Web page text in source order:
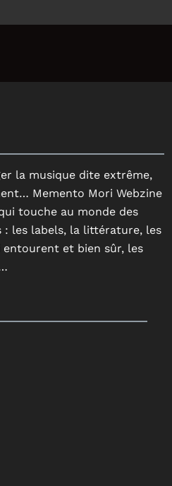
la musique dite extrême,
Memento Mori Webzine
touche au monde des
: les labels, la littérature, les
et bien sûr, les